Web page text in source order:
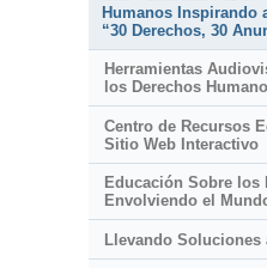
Humanos Inspirando
“30 Derechos, 30
Herramientas
los Derechos
Centro de Recursos
Sitio Web Interactivo
Educación Sobre los
Envolviendo el
Llevando Soluciones